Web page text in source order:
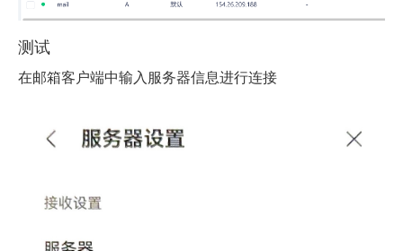
测试
在邮箱客户端中输入服务器信息进行连接